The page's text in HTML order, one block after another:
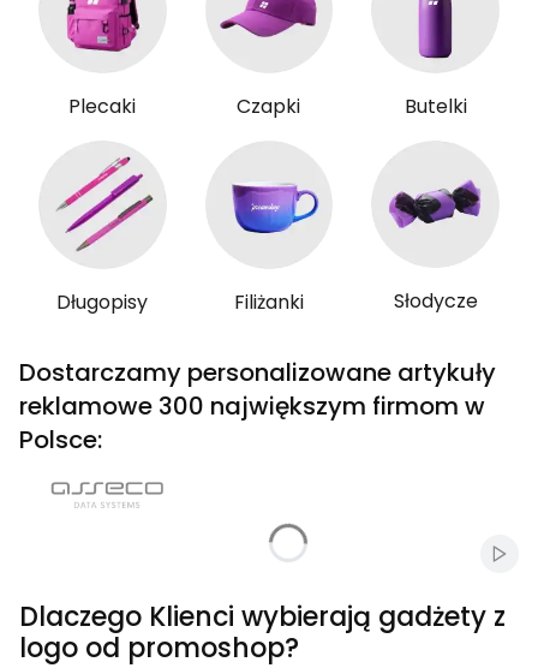
Plecaki Czapki Butelki
Długopisy Filiżanki Słodycze
Dostarczamy personalizowane artykuły
reklamowe 300 największym firmom w
Polsce:
Dlaczego Klienci wybierają gadżety z
logo od promoshop?